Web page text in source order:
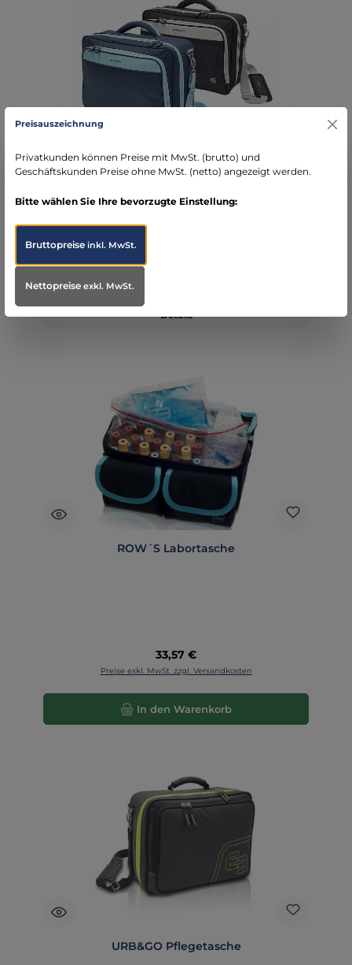
PRACTI´S Pflegetasche
Details
ROW´S Labortasche
Regulärer Preis:
33,57 €
Preise exkl. MwSt. zzgl. Versandkosten
In den Warenkorb
URB&GO Pflegetasche
Preisauszeichnung
Privatkunden können Preise mit MwSt. (brutto) und
Geschäftskunden Preise ohne MwSt. (netto) angezeigt werden.
Bitte wählen Sie Ihre bevorzugte Einstellung:
Bruttopreiseinkl. MwSt.
Nettopreiseexkl. MwSt.